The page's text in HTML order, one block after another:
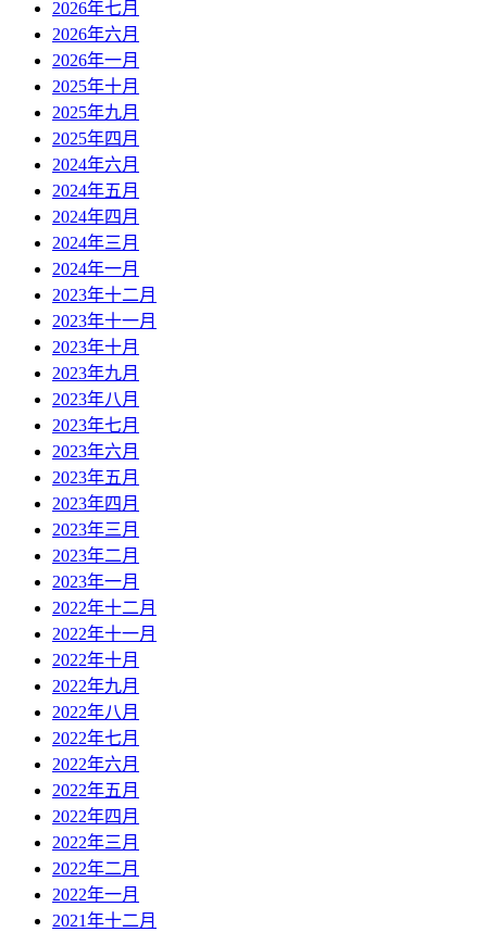
2026年七月
2026年六月
2026年一月
2025年十月
2025年九月
2025年四月
2024年六月
2024年五月
2024年四月
2024年三月
2024年一月
2023年十二月
2023年十一月
2023年十月
2023年九月
2023年八月
2023年七月
2023年六月
2023年五月
2023年四月
2023年三月
2023年二月
2023年一月
2022年十二月
2022年十一月
2022年十月
2022年九月
2022年八月
2022年七月
2022年六月
2022年五月
2022年四月
2022年三月
2022年二月
2022年一月
2021年十二月